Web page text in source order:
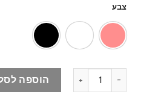
צבע
הוספה